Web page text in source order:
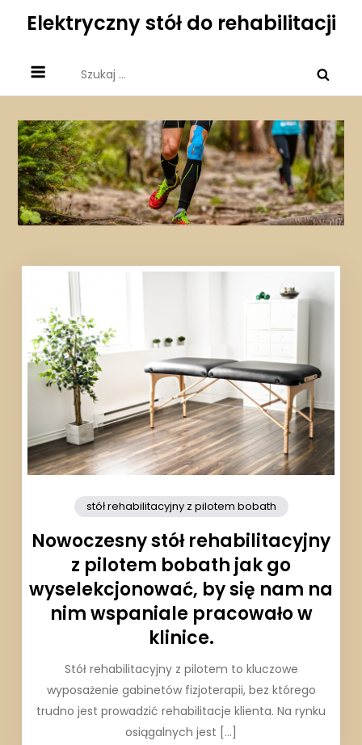
Elektryczny stół do rehabilitacji
stół rehabilitacyjny z pilotem bobath
Nowoczesny stół rehabilitacyjny
z pilotem bobath jak go
wyselekcjonować, by się nam na
nim wspaniale pracowało w
klinice.
Stół rehabilitacyjny z pilotem to kluczowe
wyposażenie gabinetów fizjoterapii, bez którego
trudno jest prowadzić rehabilitacje klienta. Na rynku
osiągalnych jest […]